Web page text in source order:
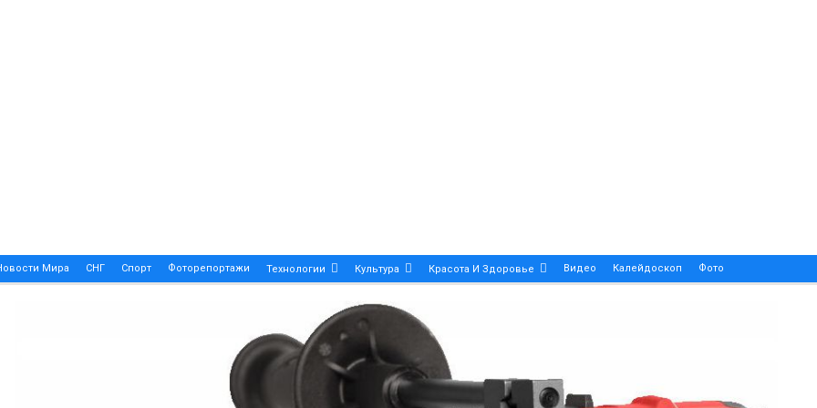
Мира СНГ Спорт Фоторепортажи Технологии Культура Красота И Здоровье Видео Калейдоскоп Фото